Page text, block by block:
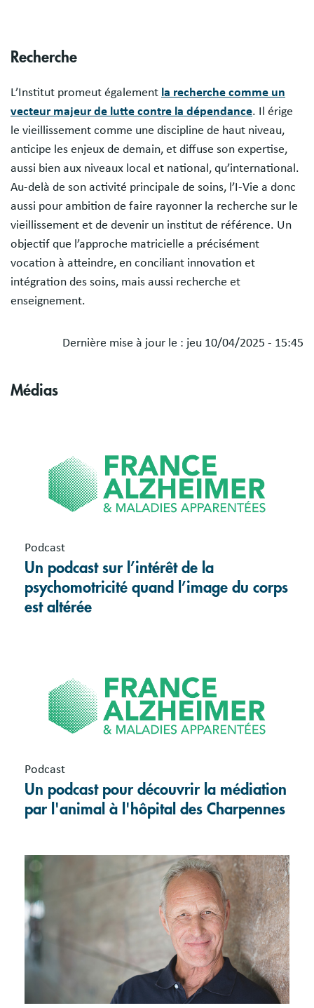
Recherche
L’Institut promeut également la recherche comme un
vecteur majeur de lutte contre la dépendance. Il érige
le vieillissement comme une discipline de haut niveau,
anticipe les enjeux de demain, et diffuse son expertise,
aussi bien aux niveaux local et national, qu’international.
Au-delà de son activité principale de soins, l’I-Vie a donc
aussi pour ambition de faire rayonner la recherche sur le
vieillissement et de devenir un institut de référence. Un
objectif que l’approche matricielle a précisément
vocation à atteindre, en conciliant innovation et
intégration des soins, mais aussi recherche et
enseignement.
Dernière mise à jour le : jeu 10/04/2025 - 15:45
Médias
Podcast
Un podcast sur l’intérêt de la
psychomotricité quand l’image du corps
est altérée
Podcast
Un podcast pour découvrir la médiation
par l'animal à l'hôpital des Charpennes